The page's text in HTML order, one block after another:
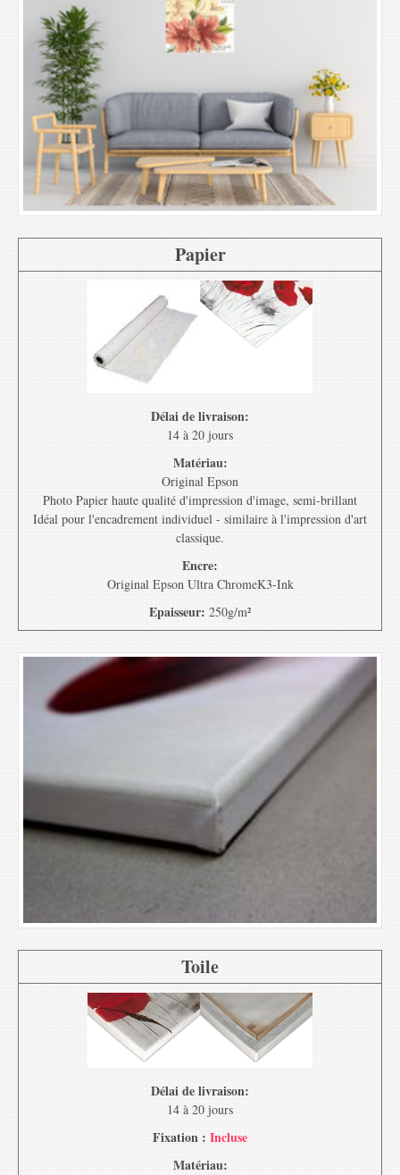
Papier
Délai de livraison:
14 à 20 jours
Matériau:
Original Epson
Photo Papier haute qualité d'impression d'image, semi-brillant
Idéal pour l'encadrement individuel - similaire à l'impression d'art
classique.
Encre:
Original Epson Ultra ChromeK3-Ink
Epaisseur: 250g/m²
Toile
Délai de livraison:
14 à 20 jours
Fixation : Incluse
Matériau: